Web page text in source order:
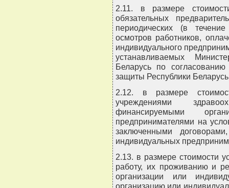
2.11. в размере
обязательных
периодических (в
осмотров работников,
индивидуального
устанавливаемых
Беларусь по
защиты Республики
2.12. в размере
учреждениями
финансируемыми
предпринимателями на
заключенными
индивидуальных
2.13. в размере стоимости
работу, их проживанию и
организации или
организацию или